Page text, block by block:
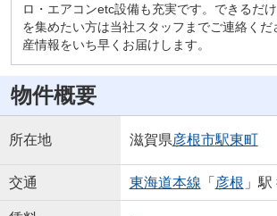
ロ・エアコンetc設備も充実です。できるだ
を集めたい方は当社スタッフまでご連絡くだ
産情報をいち早くお届けします。
物件概要
所在地 滋賀県彦根市駅東町
交通 東海道本線 「 彦根 」